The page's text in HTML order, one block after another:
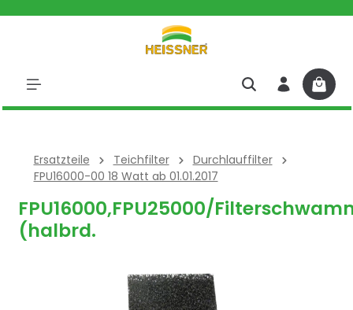
Ersatzteile Teichfilter
Durchlauffilter
FPU16000-00 18 Watt ab 01.01.2017
FPU16000,FPU25000/
(halbrd.
Bildergalerie überspringen